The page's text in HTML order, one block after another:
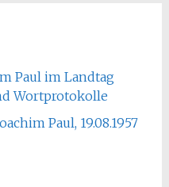
Paul im Landtag
Wortprotokolle
Paul, 19.08.1957